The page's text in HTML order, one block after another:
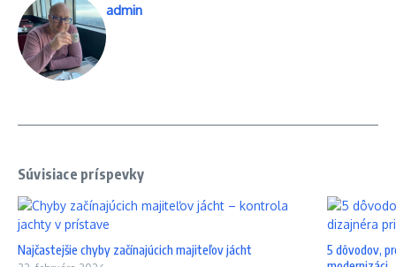
admin
Súvisiace príspevky
Najčastejšie chyby začínajúcich majiteľov jácht
5 dôvodov,